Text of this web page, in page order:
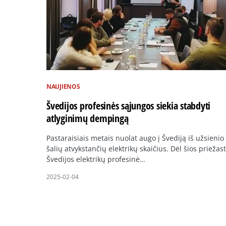
NAUJIENOS
Švedijos profesinės sąjungos siekia stabdyti
atlyginimų dempingą
Pastaraisiais metais nuolat augo į Švediją iš užsienio
šalių atvykstančių elektrikų skaičius. Dėl šios
Švedijos elektrikų profesinė…
2025-02-04